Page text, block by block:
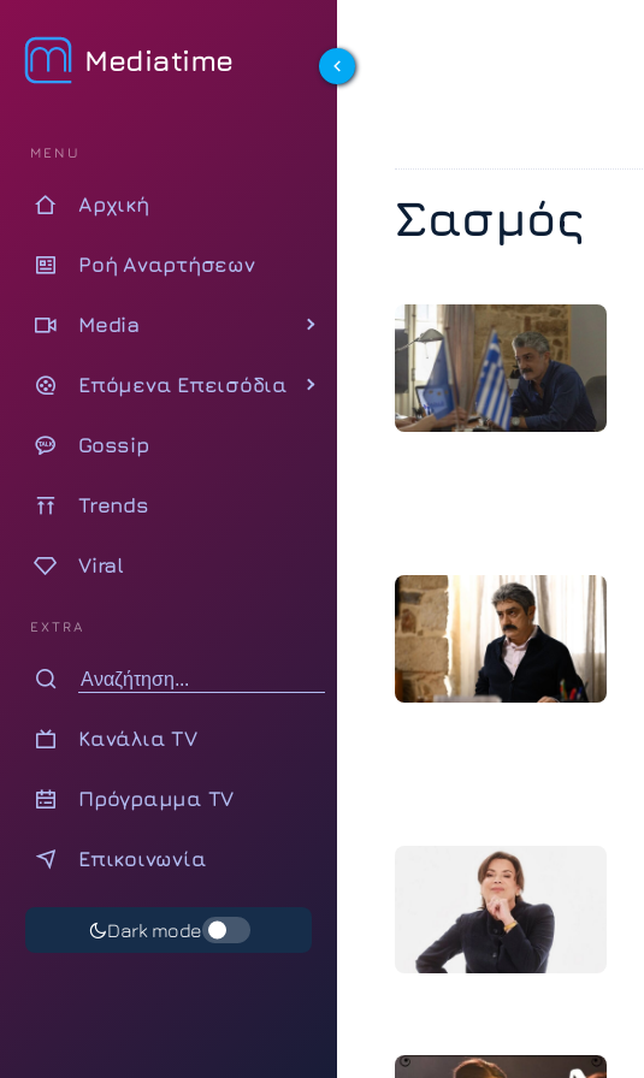
Mediatime
MENU
Αρχική
Ροή Αναρτήσεων
Media
Επόμενα Επεισόδια
Gossip
Trends
Viral
EXTRA
Κανάλια TV
Πρόγραμμα TV
Επικοινωνία
Dark mode
Σασμός